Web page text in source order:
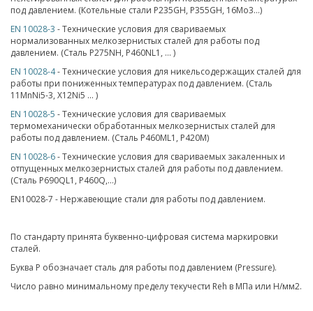
под давлением. (Котельные стали P235GH, P355GH, 16Mo3...)
EN 10028-3 - Технические условия для свариваемых
нормализованных мелкозернистых сталей для работы под
давлением. (Сталь P275NH, P460NL1, ... )
EN 10028-4- Технические условия для никельсодержащих сталей для
работы при пониженных температурах под давлением. (Сталь
11MnNi5-3, X12Ni5 ... )
EN 10028-5 - Технические условия для свариваемых
термомеханически обработанных мелкозернистых сталей для
работы под давлением. (Сталь P460ML1, P420M)
EN 10028-6- Технические условия для свариваемых закаленных и
отпущенных мелкозернистых сталей для работы под давлением.
(Сталь P690QL1, P460Q,...)
EN10028-7 - Нержавеющие стали для работы под давлением.
По стандарту принята буквенно-цифровая система маркировки
сталей.
Буква P обозначает сталь для работы под давлением (Pressure).
Число равно минимальному пределу текучести Reh в МПа или Н/мм2.